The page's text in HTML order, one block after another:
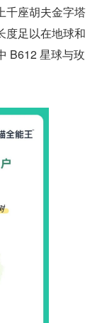
千座胡夫金字塔
度足以在地球和
B612 星球与玫